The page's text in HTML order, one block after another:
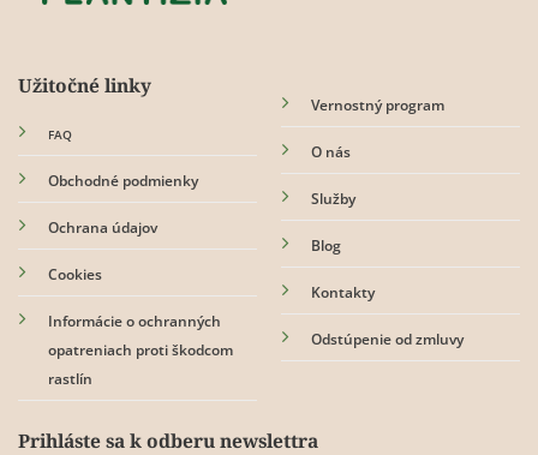
Užitočné linky
FAQ
Obchodné podmienky
Ochrana údajov
Cookies
Informácie o ochranných
opatreniach proti škodcom
rastlín
Vernostný program
O nás
Služby
Blog
Kontakty
Odstúpenie od zmluvy
Prihláste sa k odberu newslettra